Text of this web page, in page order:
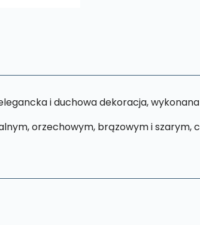
i duchowa dekoracja,
orzechowym, brązowym i szarym,